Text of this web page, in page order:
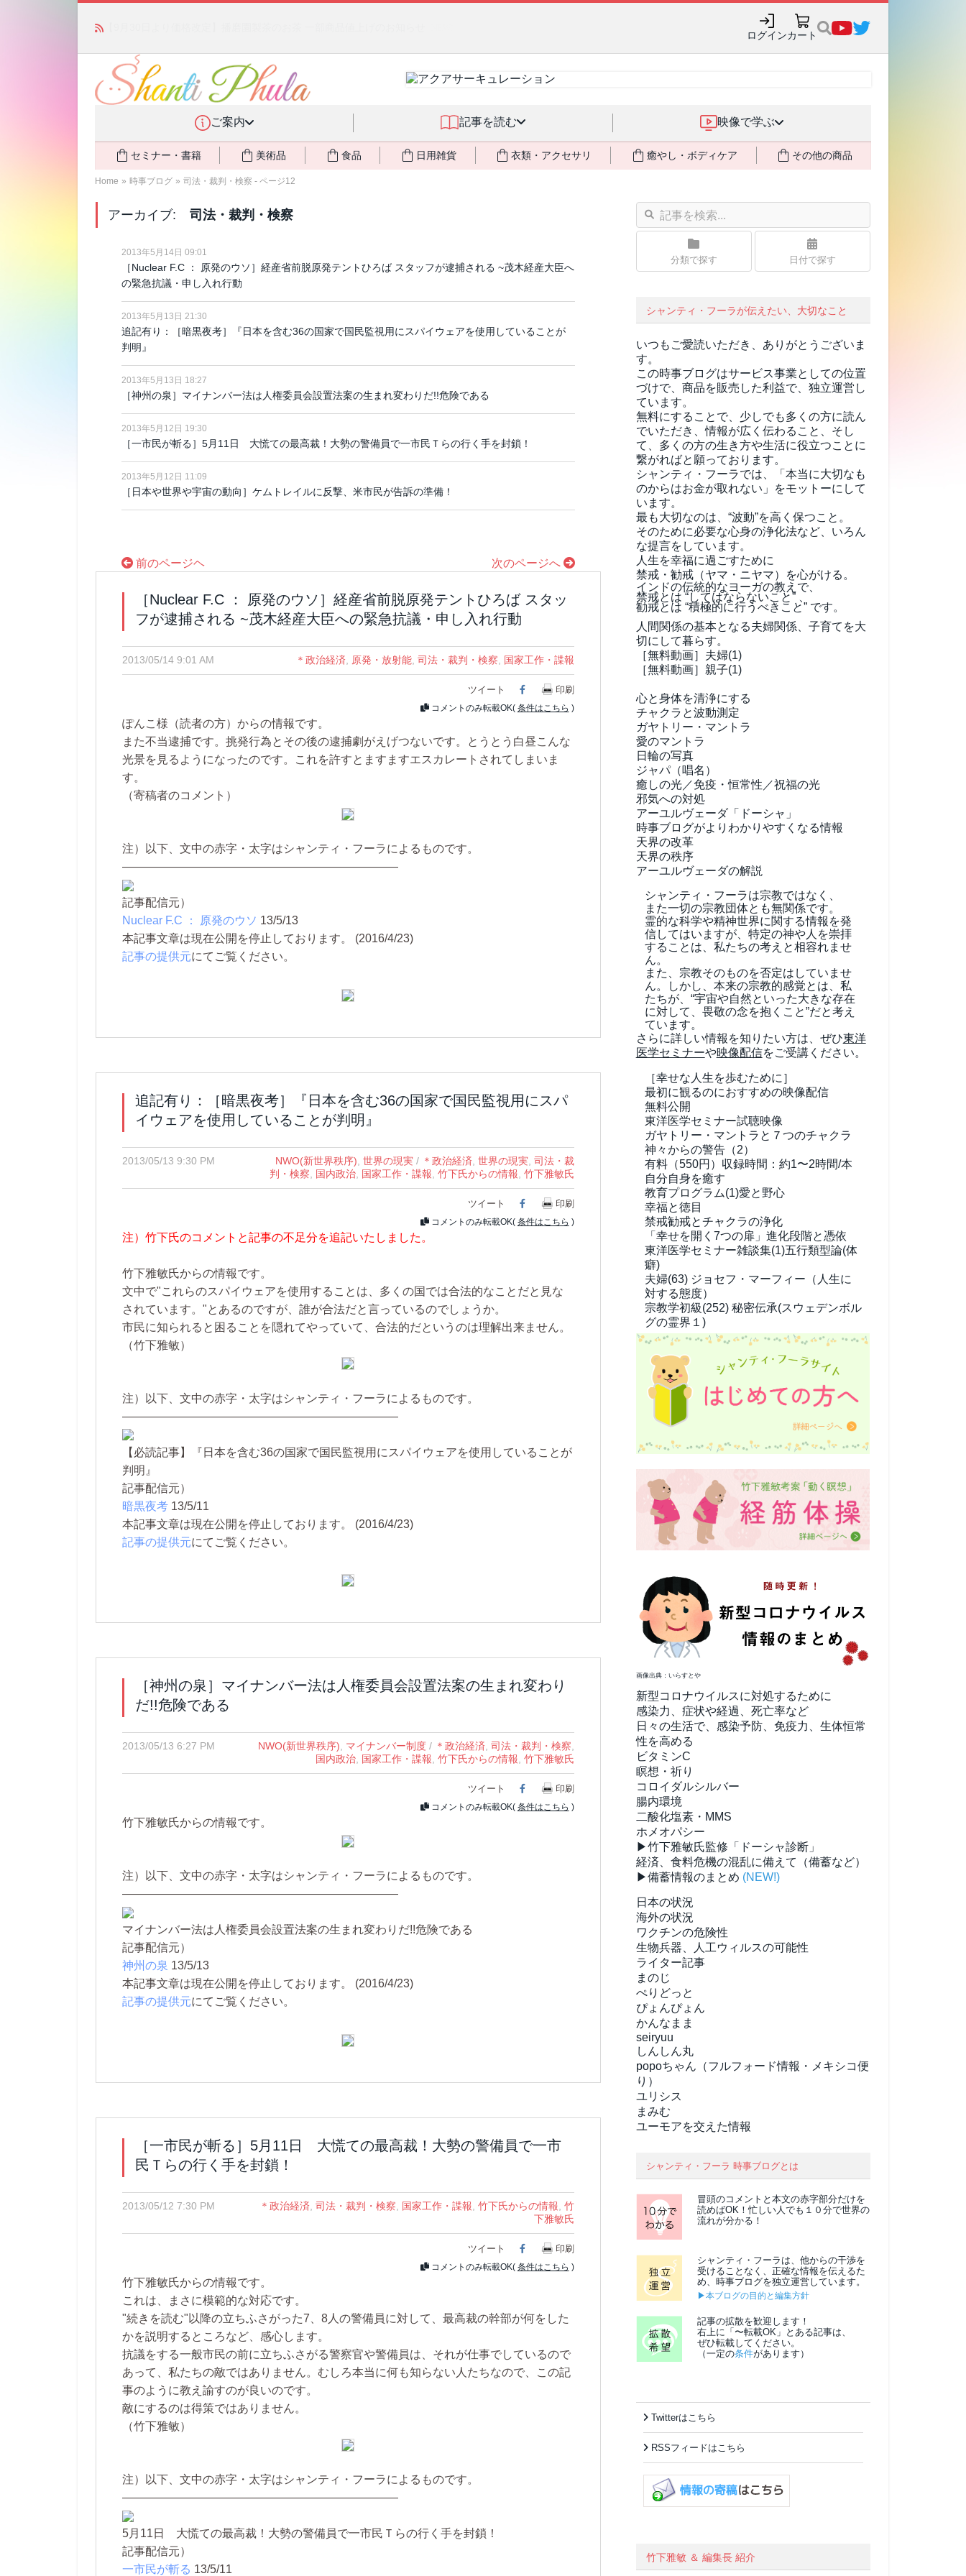
ログインカート
ご案内 記事を読む 映像で学ぶ
セミナー・書籍 美術品 食品 日用雑貨 衣類・アクセサリ 癒やし・ボディケア その他の商品
Home » 時事ブログ » 司法・裁判・検察 - ページ12
アーカイブ: 司法・裁判・検察
2013年5月14日 09:01
［Nuclear F.C ： 原発のウソ］経産省前脱原発テントひろば スタッフが逮捕される ~茂木経産大臣へ
の緊急抗議・申し入れ行動
2013年5月13日 21:30
追記有り：［暗黒夜考］『日本を含む36の国家で国民監視用にスパイウェアを使用していることが
判明』
2013年5月13日 18:27
［神州の泉］マイナンバー法は人権委員会設置法案の生まれ変わりだ!!危険である
2013年5月12日 19:30
［一市民が斬る］5月11日 大慌ての最高裁！大勢の警備員で一市民Ｔらの行く手を封鎖！
2013年5月12日 11:09
［日本や世界や宇宙の動向］ケムトレイルに反撃、米市民が告訴の準備！
前のページヘ 次のページへ
［Nuclear F.C ： 原発のウソ］経産省前脱原発テントひろば スタッ
フが逮捕される ~茂木経産大臣への緊急抗議・申し入れ行動
2013/05/14 9:01 AM ＊政治経済 原発・放射能, 司法・裁判・検察 国家工作・諜報
ツイート Facebook
印刷
コメントのみ転載OK( 条件はこちら )
ぽんこ様（読者の方）からの情報です。
また不当逮捕です。挑発行為とその後の逮捕劇がえげつないです。とうとう白昼こんな
光景を見るようになったのです。これを許すとますますエスカレートされてしまいま
す。
（寄稿者のコメント）
注）以下、文中の赤字・太字はシャンティ・フーラによるものです。
————————————————————————
記事配信元）
Nuclear F.C ： 原発のウソ 13/5/13
本記事文章は現在公開を停止しております。 (2016/4/23)
記事の提供元にてご覧ください。
追記有り：［暗黒夜考］『日本を含む36の国家で国民監視用にスパ
イウェアを使用していることが判明』
2013/05/13 9:30 PM NWO(新世界秩序) 世界の現実/ ＊政治経済 世界の現実, 司法・裁
判・検察
国内政治, 国家工作・諜報 竹下氏からの情報 竹下雅敏氏
ツイート Facebook
印刷
コメントのみ転載OK( 条件はこちら )
注）竹下氏のコメントと記事の不足分を追記いたしました。
竹下雅敏氏からの情報です。
文中で"これらのスパイウェアを使用することは、多くの国では合法的なことだと見な
されています。"とあるのですが、誰が合法だと言っているのでしょうか。
市民に知られると困ることを隠れてやっていて、合法的だというのは理解出来ません。
（竹下雅敏）
注）以下、文中の赤字・太字はシャンティ・フーラによるものです。
————————————————————————
【必読記事】『日本を含む36の国家で国民監視用にスパイウェアを使用していることが
判明』
記事配信元）
暗黒夜考 13/5/11
本記事文章は現在公開を停止しております。 (2016/4/23)
記事の提供元にてご覧ください。
［神州の泉］マイナンバー法は人権委員会設置法案の生まれ変わり
だ!!危険である
2013/05/13 6:27 PM NWO(新世界秩序), マイナンバー制度/ ＊政治経済, 司法・裁判・検察,
国内政治, 国家工作・諜報, 竹下氏からの情報, 竹下雅敏氏
ツイート Facebook
印刷
コメントのみ転載OK( 条件はこちら )
竹下雅敏氏からの情報です。
注）以下、文中の赤字・太字はシャンティ・フーラによるものです。
————————————————————————
マイナンバー法は人権委員会設置法案の生まれ変わりだ!!危険である
記事配信元）
神州の泉 13/5/13
本記事文章は現在公開を停止しております。 (2016/4/23)
記事の提供元にてご覧ください。
［一市民が斬る］5月11日 大慌ての最高裁！大勢の警備員で一市
民Ｔらの行く手を封鎖！
2013/05/12 7:30 PM ＊政治経済, 司法・裁判・検察, 国家工作・諜報, 竹下氏からの情報, 竹
下雅敏氏
ツイート Facebook
印刷
コメントのみ転載OK( 条件はこちら )
竹下雅敏氏からの情報です。
これは、まさに模範的な対応です。
"続きを読む"以降の立ちふさがった7、8人の警備員に対して、最高裁の幹部が何をした
かを説明するところなど、感心します。
抗議をする一般市民の前に立ちふさがる警察官や警備員は、それが仕事でしているので
あって、私たちの敵ではありません。むしろ本当に何も知らない人たちなので、この記
事のように教え諭すのが良いのです。
敵にするのは得策ではありません。
（竹下雅敏）
注）以下、文中の赤字・太字はシャンティ・フーラによるものです。
————————————————————————
5月11日 大慌ての最高裁！大勢の警備員で一市民Ｔらの行く手を封鎖！
記事配信元）
一市民が斬る 13/5/11
分類で探す 日付で探す
シャンティ・フーラが伝えたい、大切なこと
いつもご愛読いただき、ありがとうございま
す。
この時事ブログはサービス事業としての位置
づけで、商品を販売した利益で、独立運営し
ています。
無料にすることで、少しでも多くの方に読ん
でいただき、情報が広く伝わること、そし
て、 多くの方の生き方や生活に役立つことに
繋がればと願っております。
シャンティ・フーラでは、「本当に大切なも
のからはお金が取れない」をモットーにして
います。
最も大切なのは、“波動”を高く保つこと。
そのために必要な心身の浄化法など、いろん
な提言をしています。
人生を幸福に過ごすために
禁戒・勧戒（ヤマ・ニヤマ）を心がける。
インドの伝統的なヨーガの教えで、
禁戒とは “してはならないこと” 、
勧戒とは “積極的に行うべきこと” です。
人間関係の基本となる夫婦関係、子育てを大
切にして暮らす。
［無料動画］夫婦(1)
［無料動画］親子(1)
心と身体を清浄にする
チャクラと波動測定
ガヤトリー・マントラ
愛のマントラ
日輪の写真
ジャパ（唱名）
癒しの光／免疫・恒常性／祝福の光
邪気への対処
アーユルヴェーダ「ドーシャ」
時事ブログがよりわかりやすくなる情報
天界の改革
天界の秩序
アーユルヴェーダの解説
シャンティ・フーラは宗教ではなく、
また一切の宗教団体とも無関係です。
霊的な科学や精神世界に関する情報を発
信してはいますが、特定の神や人を崇拝
することは、私たちの考えと相容れませ
ん。
また、宗教そのものを否定はしていませ
ん。しかし、本来の宗教的感覚とは、私
たちが、“宇宙や自然といった大きな存在
に対して、畏敬の念を抱くこと”だと考え
ています。
さらに詳しい情報を知りたい方は、ぜひ東洋
医学セミナーや映像配信をご受講ください。
［幸せな人生を歩むために］
最初に観るのにおすすめの映像配信
無料公開
東洋医学セミナー試聴映像
ガヤトリー・マントラと７つのチャクラ
神々からの警告（2）
有料（550円） 収録時間：約1〜2時間/本
自分自身を癒す
教育プログラム(1)愛と野心
幸福と徳目
禁戒勧戒とチャクラの浄化
「幸せを開く7つの扉」進化段階と憑依
東洋医学セミナー雑談集(1)五行類型論(体
癖)
夫婦(63) ジョセフ・マーフィー（人生に
対する態度）
宗教学初級(252) 秘密伝承(スウェデンボル
グの霊界１)
画像出典：いらすとや
新型コロナウイルスに対処するために
感染力、症状や経過、死亡率など
日々の生活で、感染予防、免疫力、生体恒常
性を高める
ビタミンC
瞑想・祈り
コロイダルシルバー
腸内環境
二酸化塩素・MMS
ホメオパシー
▶竹下雅敏氏監修「ドーシャ診断」
経済、食料危機の混乱に備えて（備蓄など）
▶備蓄情報のまとめ (NEW!)
日本の状況
海外の状況
ワクチンの危険性
生物兵器、人工ウィルスの可能性
ライター記事
まのじ
ぺりどっと
ぴょんぴょん
かんなまま
seiryuu
しんしん丸
popoちゃん（フルフォード情報・メキシコ便
り）
ユリシス
まみむ
ユーモアを交えた情報
シャンティ・フーラ 時事ブログとは
冒頭のコメントと本文の赤字部分だけを
読めばOK！忙しい人でも１０分で世界の
流れが分かる！
シャンティ・フーラは、他からの干渉を
受けることなく、正確な情報を伝えるた
め、時事ブログを独立運営しています。
▶本ブログの目的と編集方針
記事の拡散を歓迎します！
右上に「〜転載OK」とある記事は、
ぜひ転載してください。
（一定の条件があります）
Twitterはこちら
RSSフィードはこちら
竹下雅敏 ＆ 編集長 紹介